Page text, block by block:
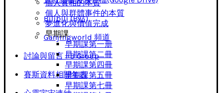
Bilibili (B站)
Ganjingworld 頻道
討論與留言 FB Group
賽斯資料相關年表
個人實相的本質
個人與群體事件的本質
夢進化與價值完成
早期課
早期課第一册
早期課第二冊
早期課第四冊
早期課第五冊
早期課第七冊